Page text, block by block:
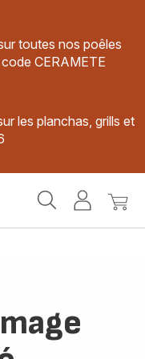
toutes nos poêles
CERAMETE
les planchas, grills et
MonMon